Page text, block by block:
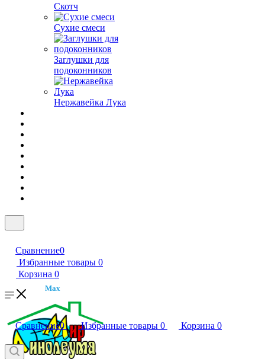
Скотч
Сухие смеси
Заглушки для
подоконников
Нержавейка Лука
Сравнение0
Избранные товары 0
Корзина 0
Max
Сравнение0 Избранные товары 0 Корзина 0